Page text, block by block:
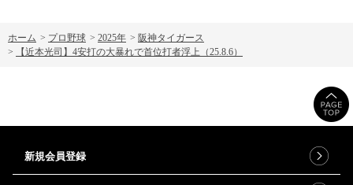
ホーム > プロ野球 > 2025年 > 阪神タイガース
>
【近本光司】4安打の大暴れで首位打者浮上（25.8.6）
新規会員登録